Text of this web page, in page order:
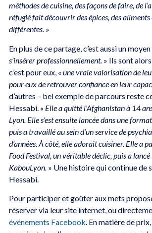
méthodes de cuisine, des façons de faire, de
réfugié fait découvrir des épices, des aliments
différentes.»
En plus de ce partage, c’est aussi un moyen
s’insérer professionnellement. » Ils sont
c’est pour eux, « une vraie valorisation de
pour eux de retrouver confiance en leur
d’autres – bel exemple de parcours reste
Hessabi. « Elle a quitté l’Afghanistan à 14
Lyon. Elle s’est ensuite lancée dans une
puis a travaillé au sein d’un service de
d’années. À côté, elle adorait cuisiner. Elle a
Food Festival, un véritable déclic, puis a
KabouLyon. » Une histoire qui continue de
Hessabi.
Pour participer et goûter aux mets
réserver via leur site internet, ou
événements Facebook. En matière de